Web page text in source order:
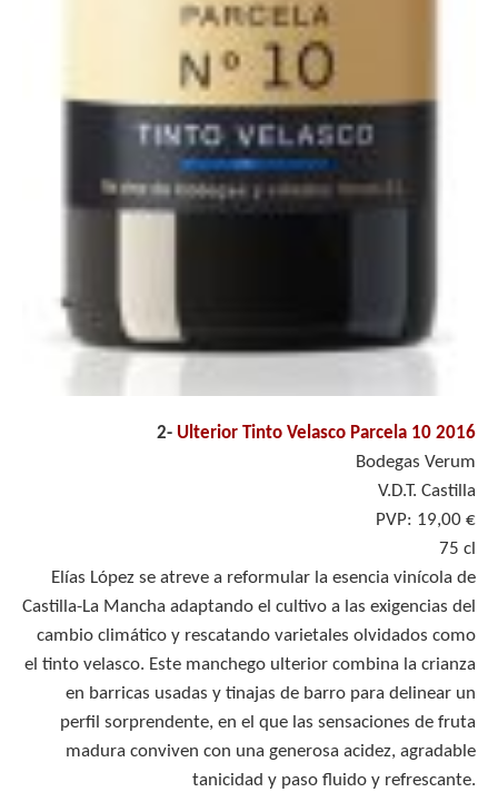
2- Ulterior Tinto Velasco Parcela 10 2016
Bodegas Verum
V.D.T. Castilla
PVP: 19,00 €
75 cl
Elías López se atreve a reformular la esencia vinícola de
Castilla-La Mancha adaptando el cultivo a las exigencias del
cambio climático y rescatando varietales olvidados como
el tinto velasco. Este manchego ulterior combina la crianza
en barricas usadas y tinajas de barro para delinear un
perfil sorprendente, en el que las sensaciones de fruta
madura conviven con una generosa acidez, agradable
tanicidad y paso fluido y refrescante.